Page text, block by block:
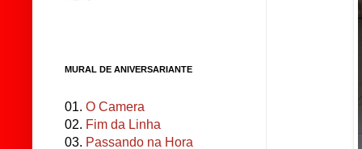
MURAL DE ANIVERSARIANTE
01. O Camera
02. Fim da Linha
03. Passando na Hora